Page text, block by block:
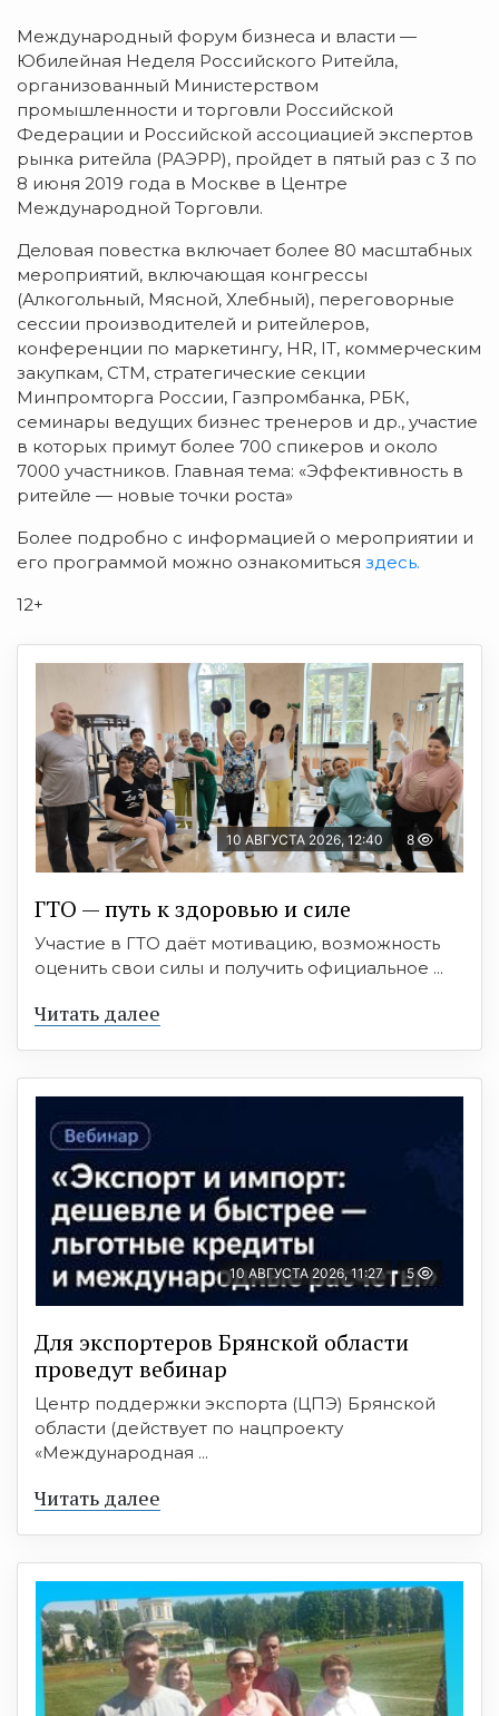
Международный форум бизнеса и власти —
Юбилейная Неделя Российского Ритейла,
организованный Министерством
промышленности и торговли Российской
Федерации и Российской ассоциацией экспертов
рынка ритейла (РАЭРР), пройдет в пятый раз с 3 по
8 июня 2019 года в Москве в Центре
Международной Торговли.
Деловая повестка включает более 80 масштабных
мероприятий, включающая конгрессы
(Алкогольный, Мясной, Хлебный), переговорные
сессии производителей и ритейлеров,
конференции по маркетингу, HR, IT, коммерческим
закупкам, СТМ, стратегические секции
Минпромторга России, Газпромбанка, РБК,
семинары ведущих бизнес тренеров и др., участие
в которых примут более 700 спикеров и около
7000 участников. Главная тема: «Эффективность в
ритейле — новые точки роста»
Более подробно с информацией о мероприятии и
его программой можно ознакомиться здесь.
12+
10 АВГУСТА 2026, 12:40 8
ГТО — путь к здоровью и силе
Участие в ГТО даёт мотивацию, возможность
оценить свои силы и получить официальное ...
Читать далее
10 АВГУСТА 2026, 11:27 5
Для экспортеров Брянской области
проведут вебинар
Центр поддержки экспорта (ЦПЭ) Брянской
области (действует по нацпроекту
«Международная ...
Читать далее